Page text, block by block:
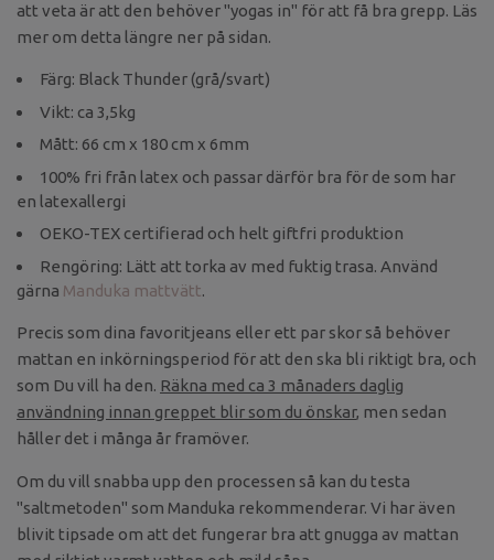
att veta är att den behöver "yogas in" för att få bra grepp. Läs
mer om detta längre ner på sidan.
Färg: Black Thunder (grå/svart)
Vikt: ca 3,5kg
Mått: 66 cm x 180 cm x 6mm
100% fri från latex och passar därför bra för de som har
en latexallergi
OEKO-TEX certifierad och helt giftfri produktion
Rengöring: Lätt att torka av med fuktig trasa. Använd
gärna Manduka mattvätt.
Precis som dina favoritjeans eller ett par skor så behöver
mattan en inkörningsperiod för att den ska bli riktigt bra, och
som Du vill ha den. Räkna med ca 3 månaders daglig
användning innan greppet blir som du önskar, men sedan
håller det i många år framöver.
Om du vill snabba upp den processen så kan du testa
"saltmetoden" som Manduka rekommenderar. Vi har även
blivit tipsade om att det fungerar bra att gnugga av mattan